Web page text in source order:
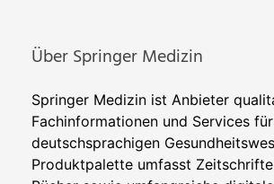
Über Springer Medizin
Springer Medizin ist Anbieter
Fachinformationen und Services
deutschsprachigen
Produktpalette umfasst